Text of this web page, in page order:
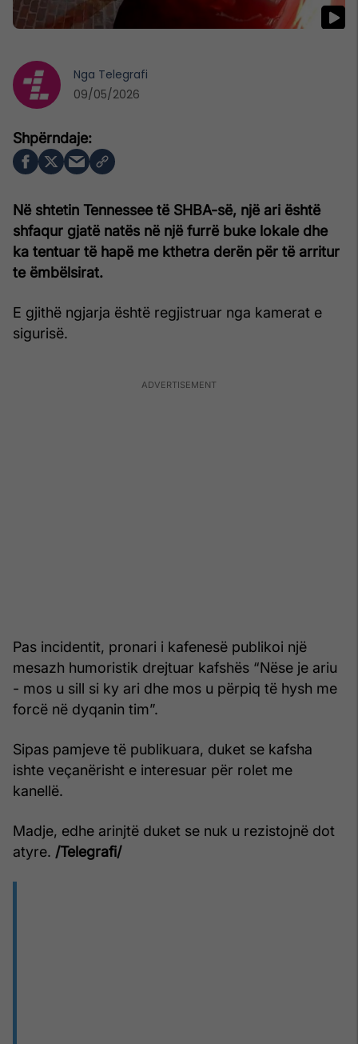
Në shtetin Tennessee të SHBA-së, një ari është
shfaqur gjatë natës në një furrë buke lokale dhe
ka tentuar të hapë me kthetra derën për të arritur
te ëmbëlsirat.
E gjithë ngjarja është regjistruar nga kamerat e
sigurisë.
Pas incidentit, pronari i kafenesë publikoi një
mesazh humoristik drejtuar kafshës “Nëse je ariu
- mos u sill si ky ari dhe mos u përpiq të hysh me
forcë në dyqanin tim”.
Sipas pamjeve të publikuara, duket se kafsha
ishte veçanërisht e interesuar për rolet me
kanellë.
Madje, edhe arinjtë duket se nuk u rezistojnë dot
atyre. /Telegrafi/
Nga Telegrafi
09/05/2026